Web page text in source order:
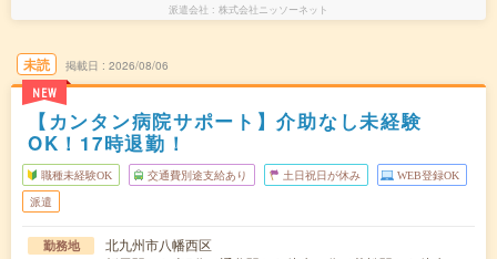
派遣会社 株式会社ニッソーネット
未読
NEW
掲載日 2026/08/06
【カンタン病院サポート】介助なし未経験
OK！17時退勤！
職種未経験OK 交通費別途支給あり 土日祝日が休み WEB登録OK
派遣
勤務地
北九州市八幡西区